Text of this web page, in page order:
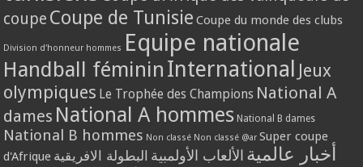
coupe Coupe de Tunisie Coupe du monde des clubs
Division d'honneur hommes Equipe nationale
Handball féminin International Jeux
olympiques Le Trophée des Champions National A
dames National A hommes National B dames
National B hommes Non classé Non classé @ar Super coupe
d'Afrique
أخبار عالمية الألعاب الأولمبية البطولة الافريقية